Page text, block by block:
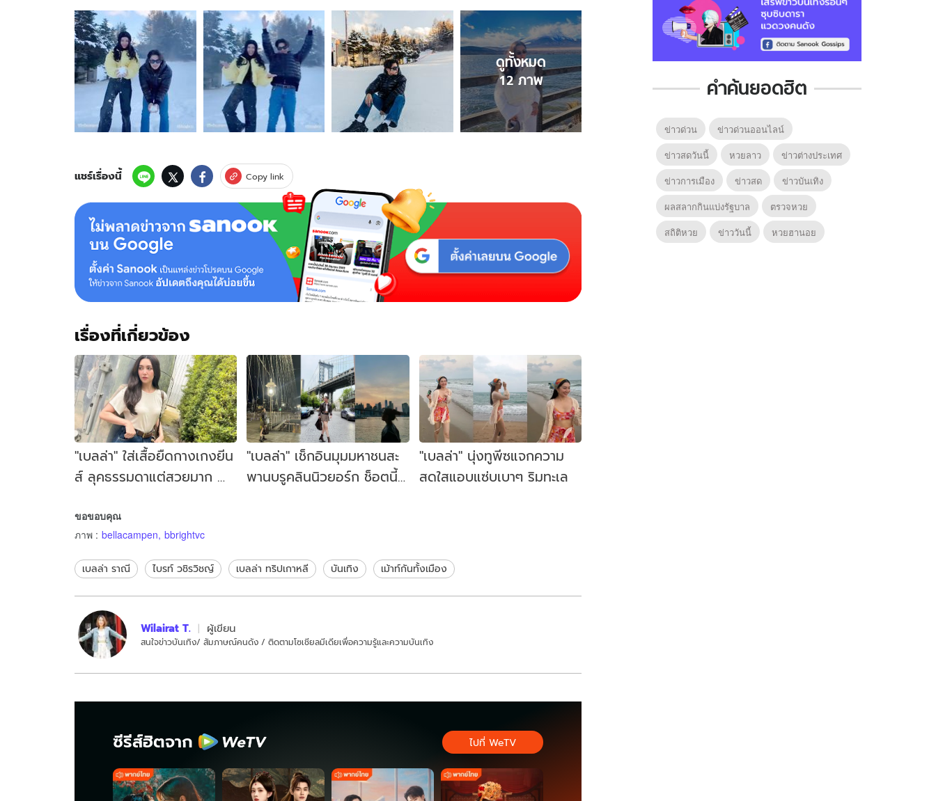
อัลบั้ม
ภาพ
12
ภาพ
ของ
ว้าว
โพสต์
"ไบรท์"
ตนี้
ทำ
หลาย
กรี๊ด
หนัก
มาก
ดูทั้งหมด
12ภาพ
แชร์เรื่องนี้ Copy link
เรื่องที่เกี่ยวข้อง
"เบลล่า" ใส่เสื้อยืดกางเกงยีน
ส์ ลุคธรรมดาแต่สวยมาก ทำ
"เบลล่า" เช็กอินมุมมหาชนสะ
พานบรูคลินนิวยอร์ก ช็อตนี้
"เบลล่า" นุ่งทูพีซแจกความ
สดใสแอบแซ่บเบาๆ ริมทะเล
ขอขอบคุณ
ภาพ : bellacampen, bbrightvc
เบลล่า ราณี ไบรท์ วชิรวิชญ์ เบลล่า ทริปเกาหลี บันเทิง เม้าท์กันทั้งเมือง
Wilairat T. ผู้เขียน
สนใจข่าวบันเทิง/ สัมภาษณ์คนดัง / ติดตามโซเชียลมีเดียเพื่อความรู้และความบันเทิง
ซีรีส์ฮิตจาก ไปที่ WeTV
คำค้นยอดฮิต
ข่าวด่วน
ข่าวด่วนออนไลน์
ข่าวสดวันนี้
หวยลาว
ข่าวต่างประเทศ
ข่าวการเมือง
ข่าวสด
ข่าวบันเทิง
ผลสลากกินแบ่งรัฐบาล
ตรวจหวย
สถิติหวย
ข่าววันนี้ หวยฮานอย